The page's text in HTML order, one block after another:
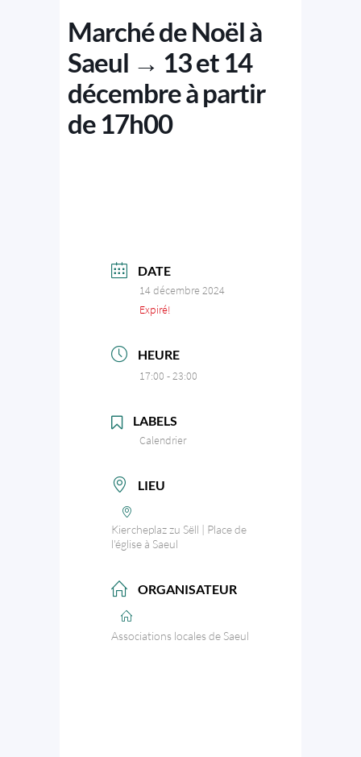
Marché de Noël à
Saeul → 13 et 14
décembre à partir
de 17h00
DATE
14 décembre 2024
Expiré!
HEURE
17:00 - 23:00
LABELS
Calendrier
LIEU
Kiercheplaz zu Sëll | Place de
l'église à Saeul
ORGANISATEUR
Associations locales de Saeul